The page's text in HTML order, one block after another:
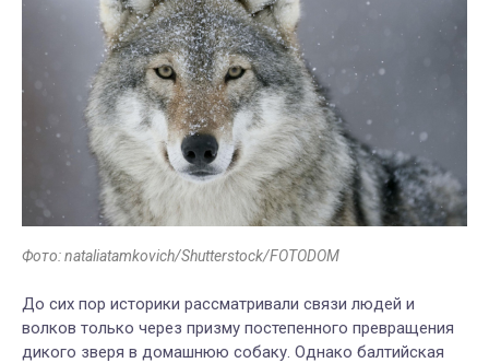
Фото: nataliatamkovich/Shutterstock/FOTODOM
До сих пор историки рассматривали связи людей и
волков только через призму постепенного превращения
дикого зверя в домашнюю собаку. Однако балтийская